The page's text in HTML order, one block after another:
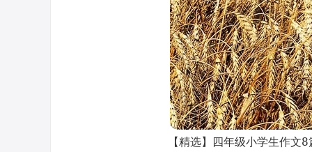
【精选】四年级小学生作文8